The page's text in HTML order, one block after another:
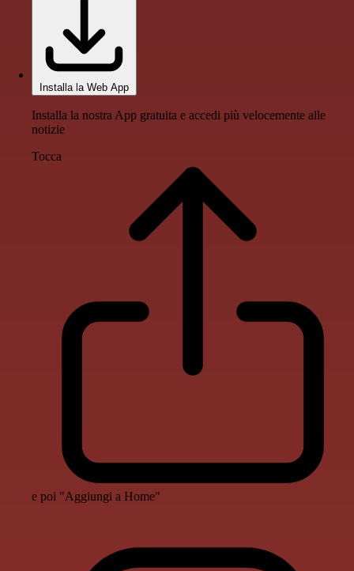
Installa la Web App
Installa la nostra App gratuita e accedi più velocemente alle
notizie
Tocca
e poi "Aggiungi a Home"